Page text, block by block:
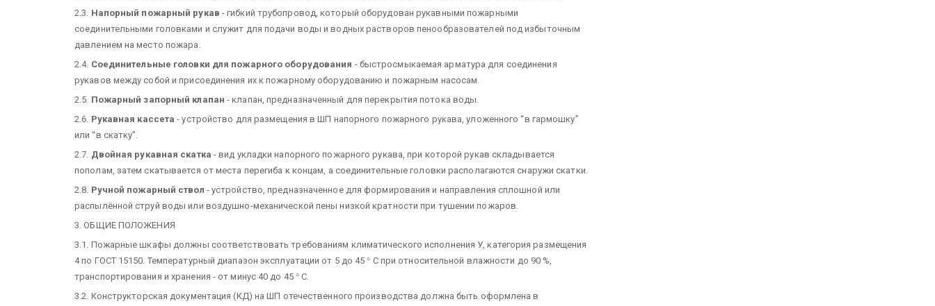
2.3. Напорный пожарный рукав - гибкий трубопровод, который оборудован рукавными пожарными
соединительными головками и служит для подачи воды и водных растворов пенообразователей под избыточным
давлением на место пожара.
2.4. Соединительные головки для пожарного оборудования - быстросмыкаемая арматура для соединения
рукавов между собой и присоединения их к пожарному оборудованию и пожарным насосам.
2.5. Пожарный запорный клапан - клапан, предназначенный для перекрытия потока воды.
2.6. Рукавная кассета - устройство для размещения в ШП напорного пожарного рукава, уложенного “в гармошку”
или “в скатку”.
2.7. Двойная рукавная скатка - вид укладки напорного пожарного рукава, при которой рукав складывается
пополам, затем скатывается от места перегиба к концам, а соединительные головки располагаются снаружи скатки.
2.8. Ручной пожарный ствол - устройство, предназначенное для формирования и направления сплошной или
распылённой струй воды или воздушно-механической пены низкой кратности при тушении пожаров.
3. ОБЩИЕ ПОЛОЖЕНИЯ
3.1. Пожарные шкафы должны соответствовать требованиям климатического исполнения У, категория размещения
4 по ГОСТ 15150. Температурный диапазон эксплуатации от 5 до 45° С при относительной влажности до 90 %,
транспортирования и хранения - от минус 40 до 45 ° С.
3.2. Конструкторская документация (КД) на ШП отечественного производства должна быть оформлена в